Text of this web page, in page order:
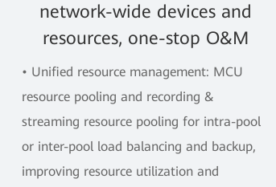
network-wide devices and
resources, one-stop O&M
• Uniﬁed resource management: MCU
resource pooling and recording &
streaming resource pooling for intra-pool
or inter-pool load balancing and backup,
improving resource utilization and